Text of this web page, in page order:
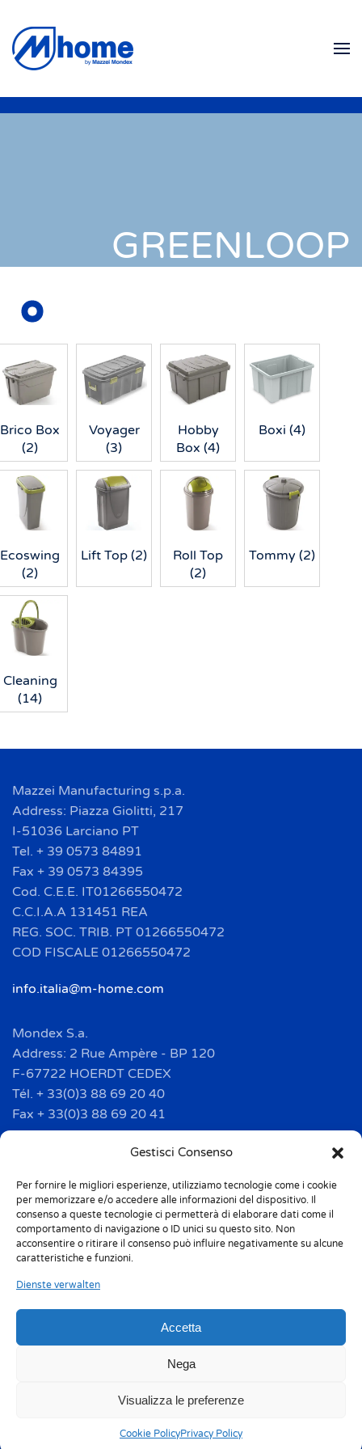
Gestisci Consenso
Per fornire le migliori esperienze, utilizziamo tecnologie come i cookie
per memorizzare e/o accedere alle informazioni del dispositivo. Il
consenso a queste tecnologie ci permetterà di elaborare dati come il
comportamento di navigazione o ID unici su questo sito. Non
acconsentire o ritirare il consenso può influire negativamente su alcune
caratteristiche e funzioni.
Dienste verwalten
Accetta
Nega
Visualizza le preferenze
Cookie PolicyPrivacy Policy
Zum Hauptinhalt springen
GREENLOOP
Brico Box
(2)
Voyager
(3)
Hobby
Box(4)
Boxi(4)
Ecoswing
(2)
Lift Top(2)
Roll Top
(2)
Tommy(2)
Cleaning
(14)
Mazzei Manufacturing s.p.a.
Address: Piazza Giolitti, 217
I-51036 Larciano PT
Tel. + 39 0573 84891
Fax + 39 0573 84395
Cod. C.E.E. IT01266550472
C.C.I.A.A 131451 REA
REG. SOC. TRIB. PT 01266550472
COD FISCALE 01266550472
info.italia@m-home.com
Mondex S.a.
Address: 2 Rue Ampère - BP 120
F-67722 HOERDT CEDEX
Tél. + 33(0)3 88 69 20 40
Fax + 33(0)3 88 69 20 41
info.france@m-home.com
Mondex Menaje España S.a.
Address: Ctra de Girona, km. 101.5
E-17160 Angles (Girona)
Tel. + 34 9 72 42 32 50
info.spain@m-home.com
Codice etico